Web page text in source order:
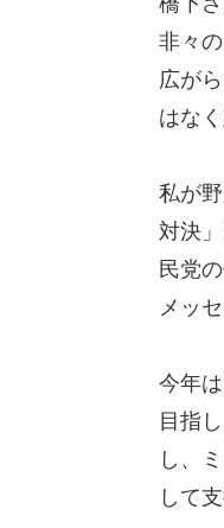
非々
広が
はな
私が
対決
民党
メッ
今年
目指
し、
して